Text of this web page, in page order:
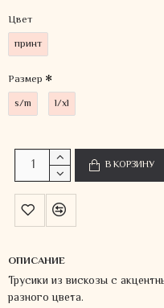
Цвет
принт
Размер
s/m
l/xl
В КОРЗИНУ
ОПИСАНИЕ
Трусики из вискозы с
разного цвета.